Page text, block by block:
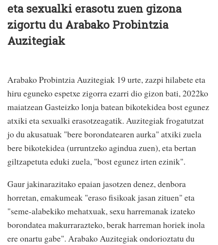
eta sexualki erasotu zuen gizona
zigortu du Arabako Probintzia
Auzitegiak
Arabako Probintzia Auzitegiak 19 urte, zazpi hilabete eta
hiru eguneko espetxe zigorra ezarri dio gizon bati, 2022ko
maiatzean Gasteizko lonja batean bikotekidea bost egunez
atxiki eta sexualki erasotzeagatik. Auzitegiak frogatutzat
jo du akusatuak "bere borondatearen aurka" atxiki zuela
bere bikotekidea (urruntzeko agindua zuen), eta bertan
giltzapetuta eduki zuela, "bost egunez irten ezinik".
Gaur jakinarazitako epaian jasotzen denez, denbora
horretan, emakumeak "eraso fisikoak jasan zituen" eta
"seme-alabekiko mehatxuak, sexu harremanak izateko
borondatea makurrarazteko, berak harreman horiek inola
ere onartu gabe". Arabako Auzitegiak ondorioztatu du